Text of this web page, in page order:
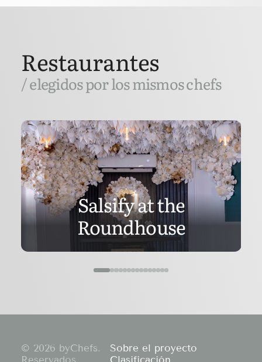
Restaurantes
/ elegidos por los mismos chefs
Salsify at the
Roundhouse
© 2026 byChefs.
Sobre el proyecto